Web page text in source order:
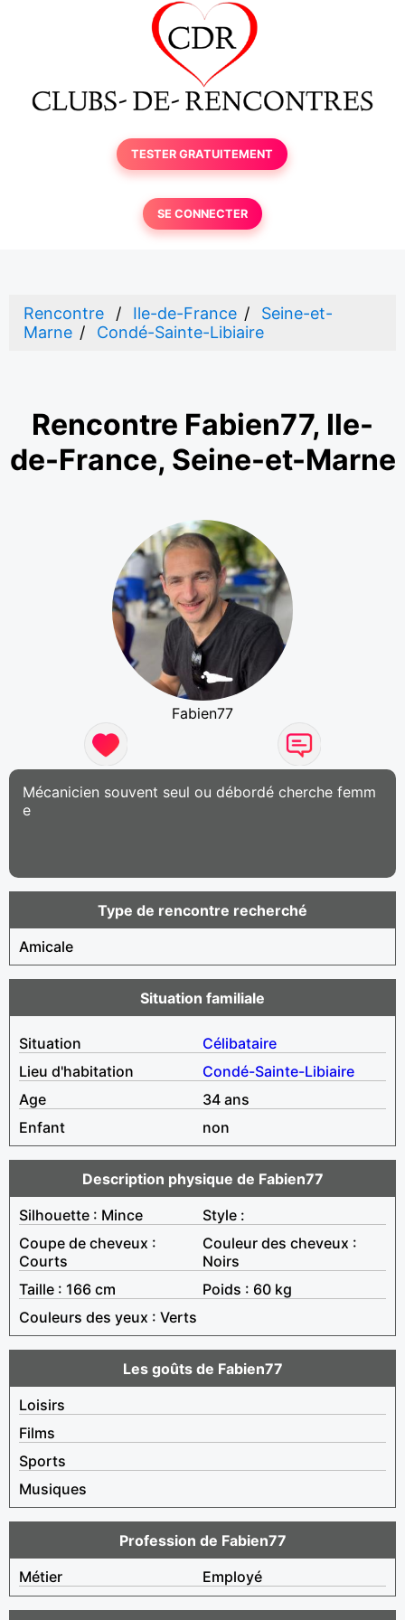
TESTER GRATUITEMENT
SE CONNECTER
Rencontre Ile-de-France
Seine-et-
Marne
Condé-Sainte-Libiaire
Rencontre Fabien77, Ile-
de-France, Seine-et-Marne
Fabien77
Mécanicien souvent seul ou débordé cherche femm
e
Type de rencontre recherché
Amicale
Situation familiale
Situation
Célibataire
Lieu d'habitation
Condé-Sainte-Libiaire
Age
34 ans
Enfant
non
Description physique de Fabien77
Silhouette : Mince
Style :
Coupe de cheveux :
Courts
Couleur des cheveux :
Noirs
Taille : 166 cm
Poids : 60 kg
Couleurs des yeux : Verts
Les goûts de Fabien77
Loisirs
Films
Sports
Musiques
Profession de Fabien77
Métier
Employé